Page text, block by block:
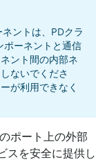
ントは、PDクラ
ポーネントと通信
ント間の内部ネ
ないでくださ
が利用できなく
ポート上の外部
スを安全に提供し